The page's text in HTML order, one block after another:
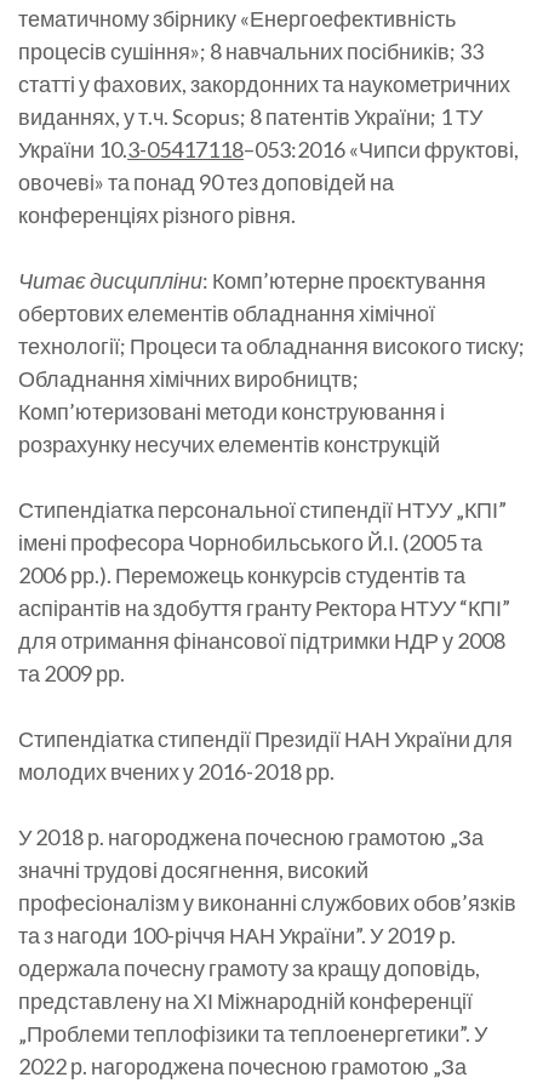
тематичному збірнику «Енергоефективність
процесів сушіння»; 8 навчальних посібників; 33
статті у фахових, закордонних та наукометричних
виданнях, у т.ч. Scopus; 8 патентів України; 1 ТУ
України 10.3-05417118–053:2016 «Чипси фруктові,
овочеві» та понад 90 тез доповідей на
конференціях різного рівня.
Читає дисципліни: Комп’ютерне проєктування
обертових елементів обладнання хімічної
технології; Процеси та обладнання високого тиску;
Обладнання хімічних виробництв;
Комп’ютеризовані методи конструювання і
розрахунку несучих елементів конструкцій
Стипендіатка персональної стипендії НТУУ „КПІ”
імені професора Чорнобильського Й.І. (2005 та
2006 рр.). Переможець конкурсів студентів та
аспірантів на здобуття гранту Ректора НТУУ “КПІ”
для отримання фінансової підтримки НДР у 2008
та 2009 рр.
Стипендіатка стипендії Президії НАН України для
молодих вчених у 2016-2018 рр.
У 2018 р. нагороджена почесною грамотою „За
значні трудові досягнення, високий
професіоналізм у виконанні службових обов’язків
та з нагоди 100-річчя НАН України”. У 2019 р.
одержала почесну грамоту за кращу доповідь,
представлену на ХІ Міжнародній конференції
„Проблеми теплофізики та теплоенергетики”. У
2022 р. нагороджена почесною грамотою „За